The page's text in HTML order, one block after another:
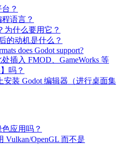
？
语言？
为什么要用它？
的动机是什么？
does Godot support?
插入 FMOD、GameWorks 等
吗？
安装 Godot 编辑器（进行桌面集
应用吗？
Vulkan/OpenGL 而不是